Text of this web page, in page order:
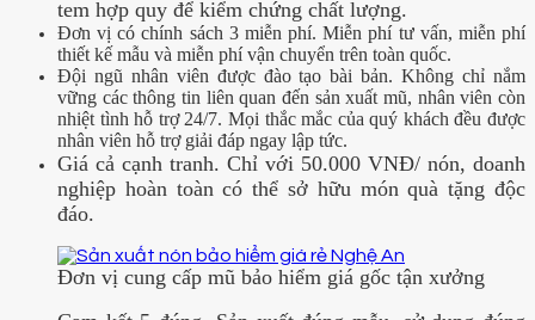
tem hợp quy để kiểm chứng chất lượng.
Đơn vị có chính sách 3 miễn phí. Miễn phí tư vấn, miễn phí
thiết kế mẫu và miễn phí vận chuyển trên toàn quốc.
Đội ngũ nhân viên được đào tạo bài bản. Không chỉ nắm
vững các thông tin liên quan đến sản xuất mũ, nhân viên còn
nhiệt tình hỗ trợ 24/7. Mọi thắc mắc của quý khách đều được
nhân viên hỗ trợ giải đáp ngay lập tức.
Giá cả cạnh tranh. Chỉ với 50.000 VNĐ/ nón, doanh
nghiệp hoàn toàn có thể sở hữu món quà tặng độc
đáo.
Đơn vị cung cấp mũ bảo hiểm giá gốc tận xưởng